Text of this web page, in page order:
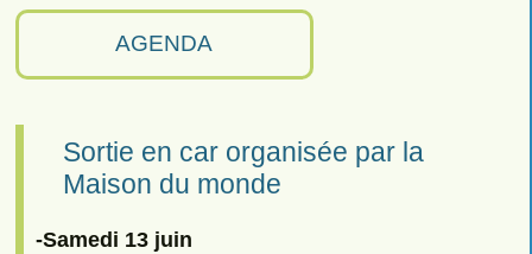
AGENDA
Sortie en car organisée par la
Maison du monde
-Samedi 13 juin